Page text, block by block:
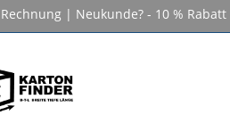
| Neukunde? - 10 %